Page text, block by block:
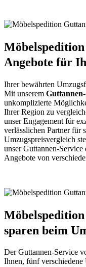
Angebote für
Ihrer bewährten
Mit unserem Guttannen
unkomplizierte
Ihrer Region zu
unser Engagement für
verlässlichen Partner für
Umzugspreisvergleich
unser Guttannen-
Angebote von
sparen beim
Der Guttannen-Service
Ihnen, fünf